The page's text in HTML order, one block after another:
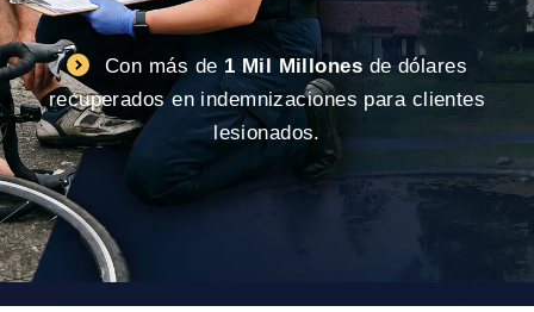
Con más de 1 Mil Millones de dólares
recuperados en indemnizaciones para clientes
lesionados.